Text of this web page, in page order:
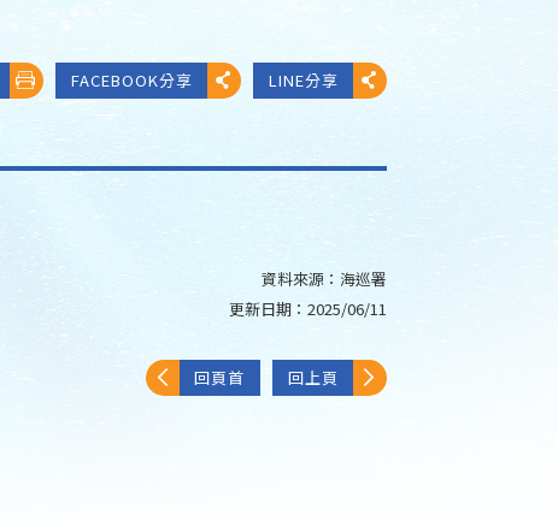
FACEBOOK分享 LINE分享
資料來源： 海巡署
更新日期： 2025/06/11
回頁首 回上頁